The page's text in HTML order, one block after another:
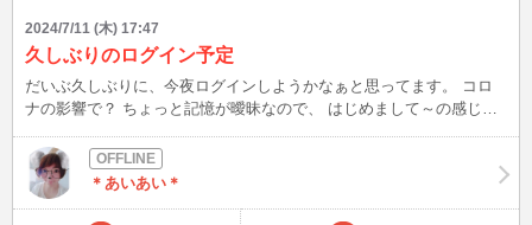
2024/7/11 (木) 17:47
久しぶりのログイン予定
だいぶ久しぶりに、今夜ログインしようかなぁと思ってます。 コロ
ナの影響で？ ちょっと記憶が曖昧なので、 はじめまして～の感じ
＊あいあい＊